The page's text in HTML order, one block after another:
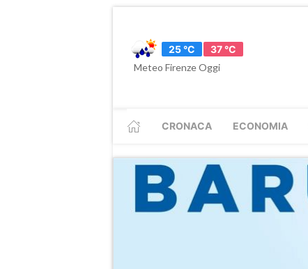
25 °C
37 °C
Meteo Firenze Oggi
CRONACA ECONOMIA